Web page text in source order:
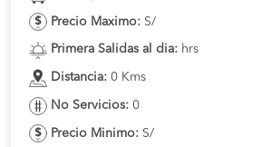
Precio Maximo: S/
Primera Salidas al dia: hrs
Distancia: 0 Kms
No Servicios: 0
Precio Minimo: S/